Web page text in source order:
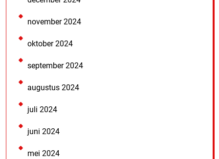
november 2024
oktober 2024
september 2024
augustus 2024
juli 2024
juni 2024
mei 2024